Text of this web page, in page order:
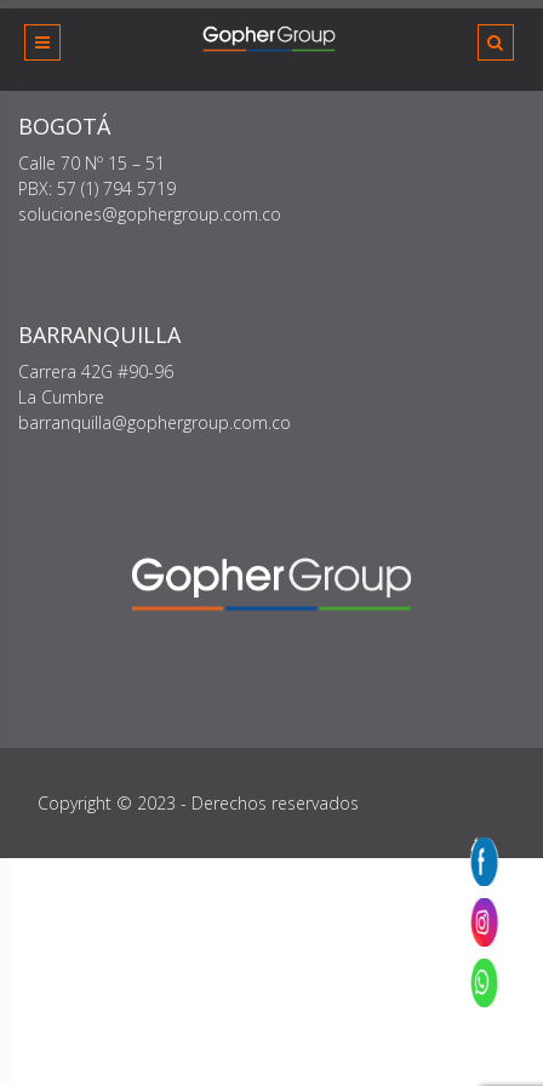
Skip
content
BOGOTÁ
Calle 70 Nº 15 – 51
PBX: 57 (1) 794 5719
soluciones@gophergroup.com.co
BARRANQUILLA
Carrera 42G #90-96
La Cumbre
barranquilla@gophergroup.com.co
Copyright © 2023 - Derechos reservados